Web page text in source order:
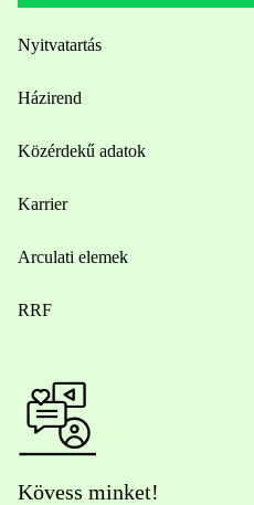
Nyitvatartás
Házirend
Közérdekű adatok
Karrier
Arculati elemek
RRF
Kövess minket!